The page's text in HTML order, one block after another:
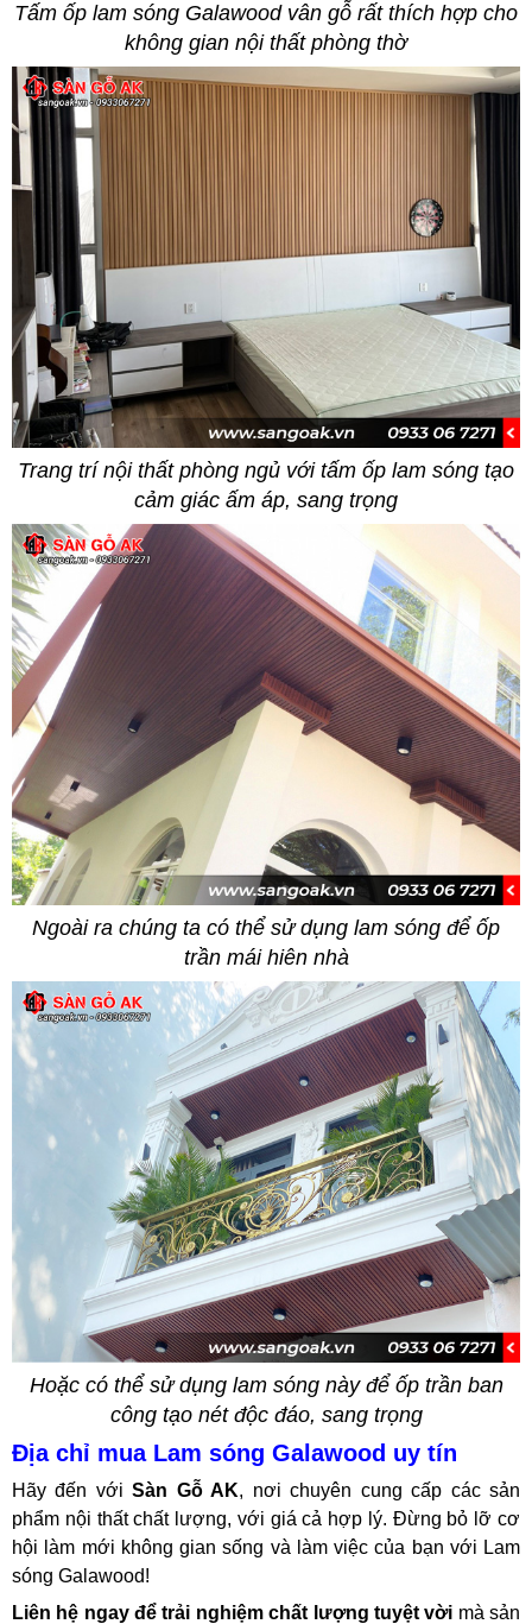
Tấm ốp lam sóng Galawood vân gỗ rất thích hợp cho
không gian nội thất phòng thờ
Trang trí nội thất phòng ngủ với tấm ốp lam sóng tạo
cảm giác ấm áp, sang trọng
Ngoài ra chúng ta có thể sử dụng lam sóng để ốp
trần mái hiên nhà
Hoặc có thể sử dụng lam sóng này để ốp trần ban
công tạo nét độc đáo, sang trọng
Địa chỉ mua Lam sóng Galawood uy tín
Hãy đến vớiSàn Gỗ AK, nơi chuyên cung cấp các sản
phẩm nội thất chất lượng, với giá cả hợp lý. Đừng bỏ lỡ cơ
hội làm mới không gian sống và làm việc của bạn với Lam
sóng Galawood!
Liên hệ ngay để trải nghiệm chất lượng tuyệt vời mà sản